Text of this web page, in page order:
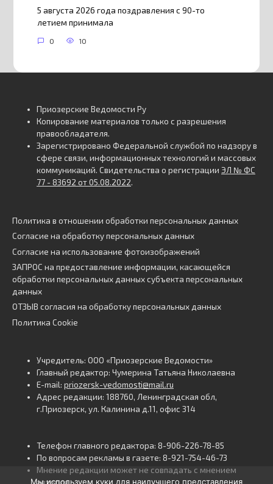
5 августа 2026 года поздравления с 90-то
летием принимала
0 10
Приозерские Ведомости Ру
Копирование материалов только с разрешения
правообладателя.
Зарегистрировано Федеральной службой по надзору в
сфере связи, информационных технологий и массовых
коммуникаций. Свидетельства о регистрации ЭЛ № ФС
77 - 83692 от 05.08.2022.
Политика в отношении обработки персональных данных
Согласие на обработку персональных данных
Согласие на использование фотоизображений
ЗАПРОС на предоставление информации, касающейся
обработки персональных данных субъекта персональных
данных
ОТЗЫВ согласия на обработку персональных данных
Политика Cookie
Учредитель: ООО «Приозерские Ведомости»
Главный редактор: Чумерина Татьяна Николаевна
E-mail: priozersk-vedomosti@mail.ru
Адрес редакции: 188760, Ленинградская обл,
г.Приозерск, ул. Калинина д.11, офис 314
Телефон главного редактора: 8-906-226-78-85
По вопросам рекламы в газете: 8-921-754-46-73
Мнение редакции может не совпадать с мнением
Мы используем куки для наилучшего представления